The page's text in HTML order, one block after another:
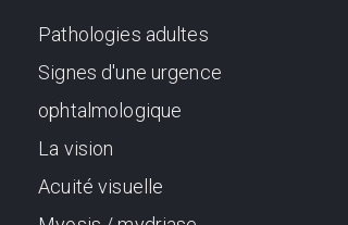
Pathologies adultes
Signes d'une urgence
ophtalmologique
La vision
Acuité visuelle